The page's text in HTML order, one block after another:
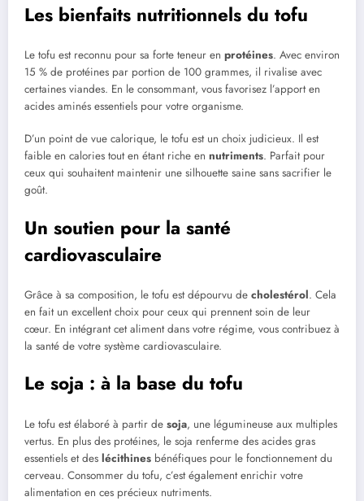
Les bienfaits nutritionnels du tofu
Le tofu est reconnu pour sa forte teneur en protéines. Avec environ
15 % de protéines par portion de 100 grammes, il rivalise avec
certaines viandes. En le consommant, vous favorisez l’apport en
acides aminés essentiels pour votre organisme.
D’un point de vue calorique, le tofu est un choix judicieux. Il est
faible en calories tout en étant riche en nutriments. Parfait pour
ceux qui souhaitent maintenir une silhouette saine sans sacrifier le
goût.
Un soutien pour la santé
cardiovasculaire
Grâce à sa composition, le tofu est dépourvu de cholestérol. Cela
en fait un excellent choix pour ceux qui prennent soin de leur
cœur. En intégrant cet aliment dans votre régime, vous contribuez à
la santé de votre système cardiovasculaire.
Le soja : à la base du tofu
Le tofu est élaboré à partir de soja, une légumineuse aux multiples
vertus. En plus des protéines, le soja renferme des acides gras
essentiels et des lécithines bénéfiques pour le fonctionnement du
cerveau. Consommer du tofu, c’est également enrichir votre
alimentation en ces précieux nutriments.